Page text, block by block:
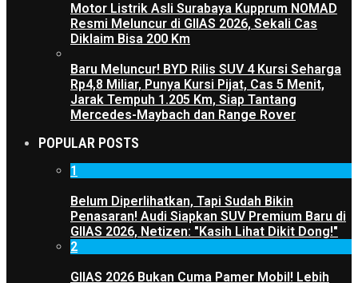
Motor Listrik Asli Surabaya Kupprum NOMAD
Resmi Meluncur di GIIAS 2026, Sekali Cas
Diklaim Bisa 200 Km
Baru Meluncur! BYD Rilis SUV 4 Kursi Seharga
Rp4,8 Miliar, Punya Kursi Pijat, Cas 5 Menit,
Jarak Tempuh 1.205 Km, Siap Tantang
Mercedes-Maybach dan Range Rover
POPULAR POSTS
1
Belum Diperlihatkan, Tapi Sudah Bikin
Penasaran! Audi Siapkan SUV Premium Baru di
GIIAS 2026, Netizen: "Kasih Lihat Dikit Dong!"
2
GIIAS 2026 Bukan Cuma Pamer Mobil! Lebih